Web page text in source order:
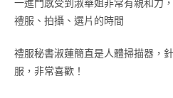
一進門感受到淑華姐非常有親和力
禮服、拍攝、選片的時間
禮服秘書淑蓮簡直是人體掃描器，
服，非常喜歡！